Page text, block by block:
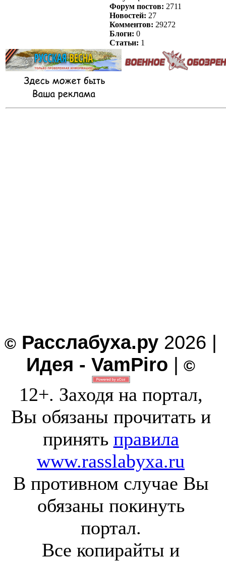
Форум постов: 2711
Новостей: 27
Комментов: 29272
Блоги: 0
Статьи: 1
© Расслабуха.ру 2026 |
Идея - VamPiro | ©
12+. Заходя на портал,
Вы обязаны прочитать и
принять правила
www.rasslabyxa.ru
В противном случае Вы
обязаны покинуть
портал.
Все копирайты и